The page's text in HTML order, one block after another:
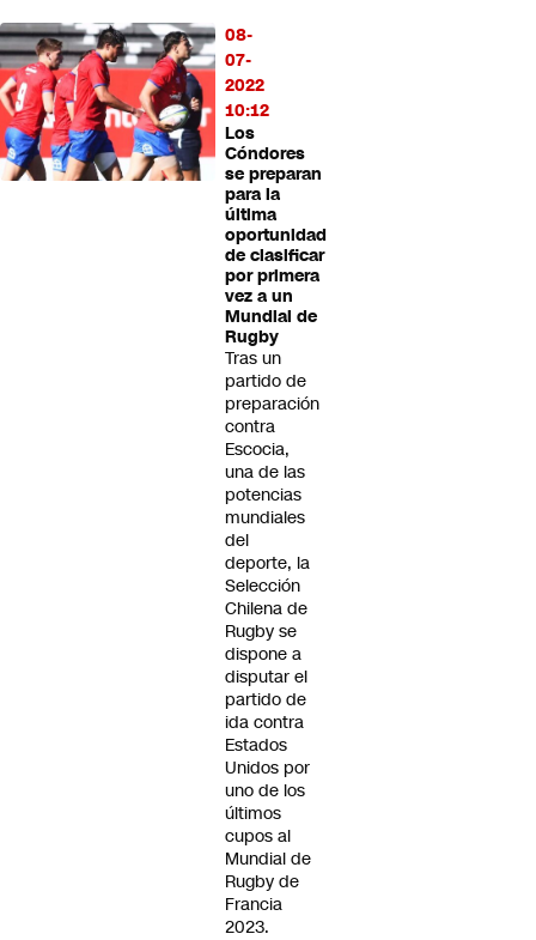
08-
07-
2022
10:12
Los
Cóndores
se preparan
para la
última
oportunidad
de clasificar
por primera
vez a un
Mundial de
Rugby
Tras un
partido de
preparación
contra
Escocia,
una de las
potencias
mundiales
del
deporte, la
Selección
Chilena de
Rugby se
dispone a
disputar el
partido de
ida contra
Estados
Unidos por
uno de los
últimos
cupos al
Mundial de
Rugby de
Francia
2023.